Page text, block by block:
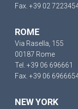
Fax. +39 02
ROME
Via Rasella, 155
00187 Rome
Tel. +39 06 696661
Fax. +39 06
NEW YORK